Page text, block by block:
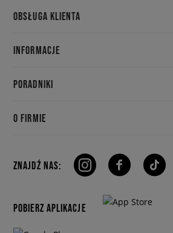
OBSŁUGA KLIENTA
INFORMACJE
PORADNIKI
O FIRMIE
ZNAJDŹ NAS:
POBIERZ APLIKACJE